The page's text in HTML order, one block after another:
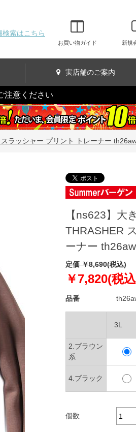
検索はこちら
お買い物ガイド 新規
実店舗のご案内
注意ください
ラッシャー プリント トレーナー
【ns623】大
THRASHER
ーナー
定価 ￥8,690(税込)
￥7,820(税
品番
3L
2.ブラウン
系
4.ブラック
個数